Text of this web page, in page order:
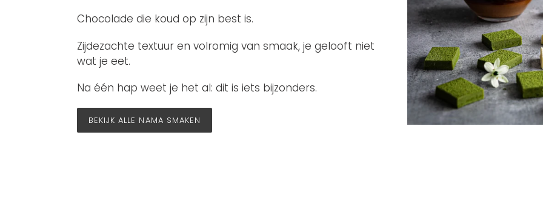
Chocolade die koud op zijn best is.
Zijdezachte textuur en volromig van smaak, je gelooft niet
wat je eet.
Na één hap weet je het al: dit is iets bijzonders.
BEKIJK ALLE NAMA SMAKEN